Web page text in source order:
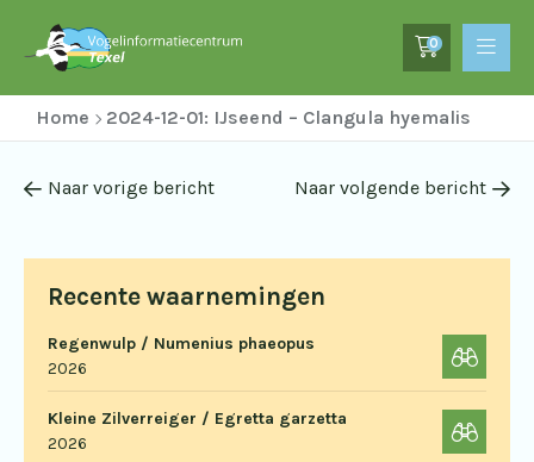
0
Home 2024-12-01: IJseend – Clangula hyemalis
Recente waarnemingen
Regenwulp / Numenius phaeopus
2026
Kleine Zilverreiger / Egretta garzetta
2026
Naar vorige bericht Naar volgende bericht